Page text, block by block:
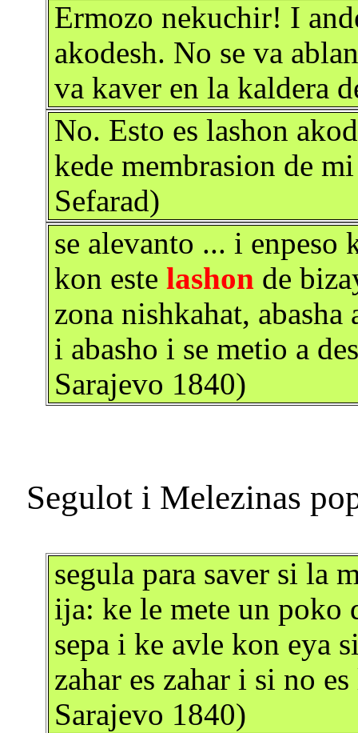
Ermozo nekuchir! I
akodesh. No se va
va kaver en la kaldera
No. Esto es lashon
kede membrasion de
Sefarad)
se alevanto ... i
kon estelashon de
zona nishkahat, abasha
i abasho i se metio a
Sarajevo 1840)
segula para saver si la
ija: ke le mete un poko
sepa i ke avle kon eya
zahar es zahar i si no
Sarajevo 1840)